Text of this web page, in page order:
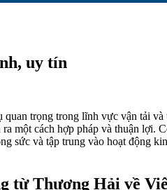
uy tín
trọng trong lĩnh vực vận tải
một cách hợp pháp và thuận
sức và tập trung vào hoạt động